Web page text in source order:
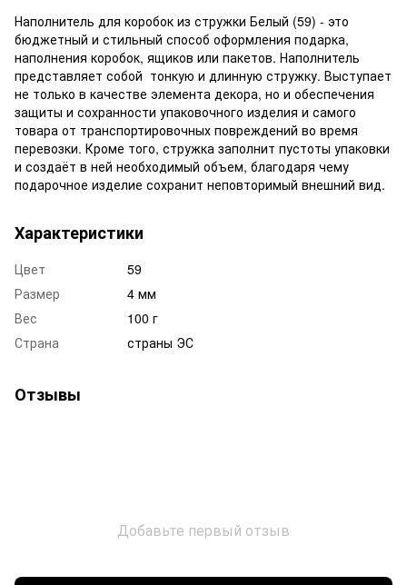
Наполнитель для коробок из стружки Белый (59) - это
бюджетный и стильный способ оформления подарка,
наполнения коробок, ящиков или пакетов. Наполнитель
представляет собой тонкую и длинную стружку. Выступает
не только в качестве элемента декора, но и обеспечения
защиты и сохранности упаковочного изделия и самого
товара от транспортировочных повреждений во время
перевозки. Кроме того, стружка заполнит пустоты упаковки
и создаёт в ней необходимый объем, благодаря чему
подарочное изделие сохранит неповторимый внешний вид.
Характеристики
Цвет
59
Размер
4 мм
Вес
100 г
Страна
страны ЭС
Отзывы
Добавьте первый отзыв